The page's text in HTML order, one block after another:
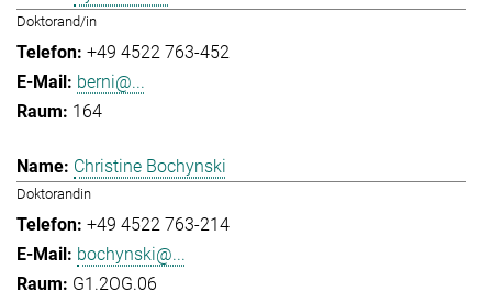
Doktorand/in
+49 4522 763-452
berni@...
164
Christine Bochynski
Doktorandin
+49 4522 763-214
bochynski@...
G1.2OG.06